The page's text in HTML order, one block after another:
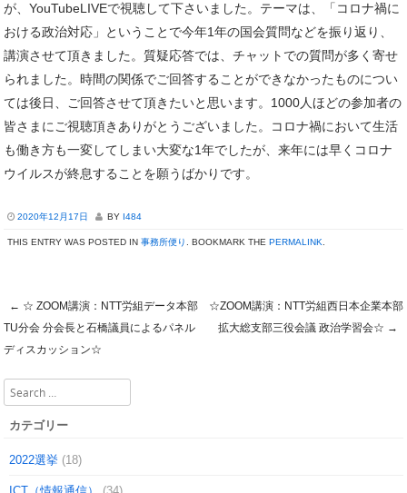
が、YouTubeLIVEで視聴して下さいました。テーマは、「コロナ禍に
おける政治対応」ということで今年1年の国会質問などを振り返り、
講演させて頂きました。質疑応答では、チャットでの質問が多く寄せ
られました。時間の関係でご回答することができなかったものについ
ては後日、ご回答させて頂きたいと思います。1000人ほどの参加者の
皆さまにご視聴頂きありがとうございました。コロナ禍において生活
も働き方も一変してしまい大変な1年でしたが、来年には早くコロナ
ウイルスが終息することを願うばかりです。
2020年12月17日 BY I484
THIS ENTRY WAS POSTED IN 事務所便り . BOOKMARK THE PERMALINK.
Post navigation
← ☆ ZOOM講演：NTT労組データ本部
TU分会 分会長と石橋議員によるパネル
ディスカッション☆
☆ZOOM講演：NTT労組西日本企業本部
拡大総支部三役会議 政治学習会☆ →
Search
カテゴリー
2022選挙 (18)